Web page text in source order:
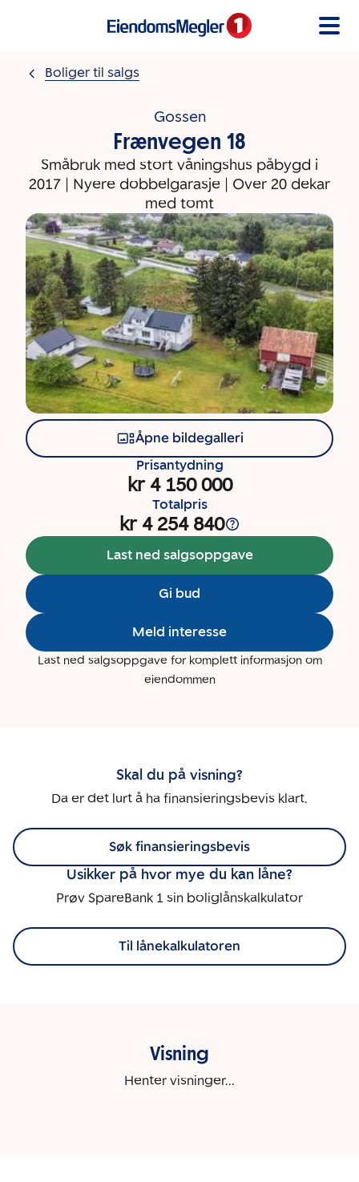
Boliger til salgs
Gossen
Frænvegen 18
Småbruk med stort våningshus påbygd i
2017 | Nyere dobbelgarasje | Over 20 dekar
med tomt
Åpne bildegalleri
Prisantydning
kr 4 150 000
Totalpris
kr 4 254 840
Last ned salgsoppgave
Gi bud
Meld interesse
Last ned salgsoppgave for komplett informasjon om
eiendommen
Skal du på visning?
Da er det lurt å ha finansieringsbevis klart.
Søk finansieringsbevis
Usikker på hvor mye du kan låne?
Prøv SpareBank 1 sin boliglånskalkulator
Til lånekalkulatoren
Visning
Henter visninger...